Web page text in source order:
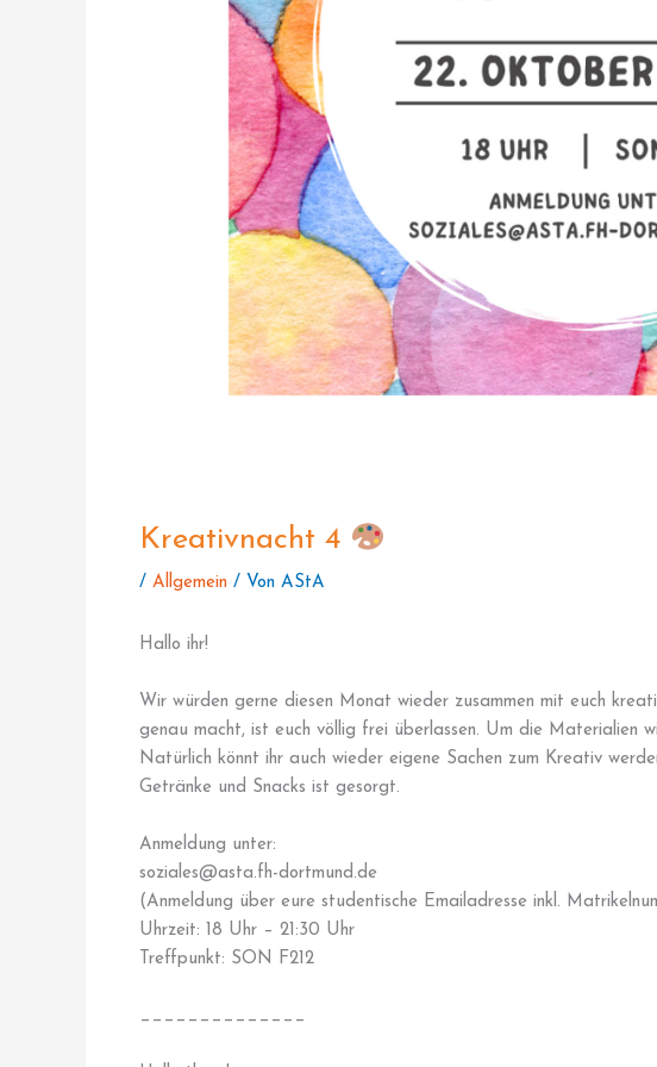
Kreativnacht 4
/ Allgemein / Von AStA
Hallo ihr!
Wir würden gerne diesen Monat wieder zusammen mit euch
genau macht, ist euch völlig frei überlassen. Um die Materialien
Natürlich könnt ihr auch wieder eigene Sachen zum Kreativ
Getränke und Snacks ist gesorgt.
Anmeldung unter:
soziales@asta.fh-dortmund.de
(Anmeldung über eure studentische Emailadresse inkl.
Uhrzeit: 18 Uhr – 21:30 Uhr
Treffpunkt: SON F212
______________